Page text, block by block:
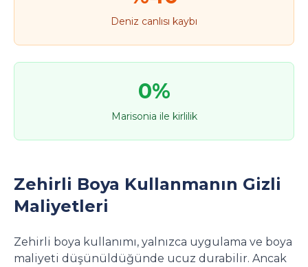
Deniz canlısı kaybı
0%
Marisonia ile kirlilik
Zehirli Boya Kullanmanın Gizli
Maliyetleri
Zehirli boya kullanımı, yalnızca uygulama ve boya
maliyeti düşünüldüğünde ucuz durabilir. Ancak